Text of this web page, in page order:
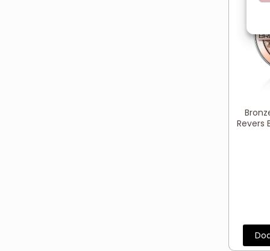
Revers